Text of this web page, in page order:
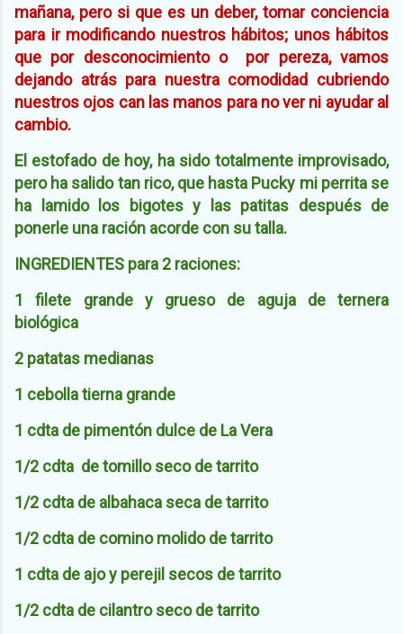
mañana, pero si que es un deber, tomar conciencia
para ir modificando nuestros hábitos; unos hábitos
que por desconocimiento o por pereza, vamos
dejando atrás para nuestra comodidad cubriendo
nuestros ojos can las manos para no ver ni ayudar al
cambio.
El estofado de hoy, ha sido totalmente improvisado,
pero ha salido tan rico, que hasta Pucky mi perrita se
ha lamido los bigotes y las patitas después de
ponerle una ración acorde con su talla.
INGREDIENTES para 2 raciones:
1 filete grande y grueso de aguja de ternera
biológica
2 patatas medianas
1 cebolla tierna grande
1 cdta de pimentón dulce de La Vera
1/2 cdta de tomillo seco de tarrito
1/2 cdta de albahaca seca de tarrito
1/2 cdta de comino molido de tarrito
1 cdta de ajo y perejil secos de tarrito
1/2 cdta de cilantro seco de tarrito